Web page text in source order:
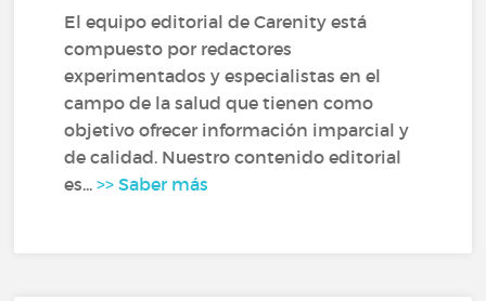
El equipo editorial de Carenity está
compuesto por redactores
experimentados y especialistas en el
campo de la salud que tienen como
objetivo ofrecer información imparcial y
de calidad. Nuestro contenido editorial
es...>> Saber más